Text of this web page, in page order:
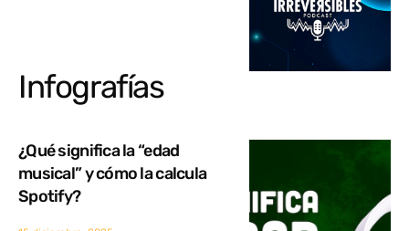
Infografías
¿Qué significa la “edad
musical” y cómo la calcula
Spotify?